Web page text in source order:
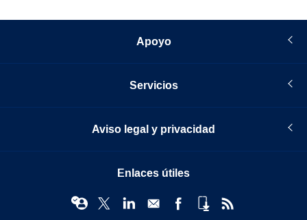
Apoyo
Servicios
Aviso legal y privacidad
Enlaces útiles